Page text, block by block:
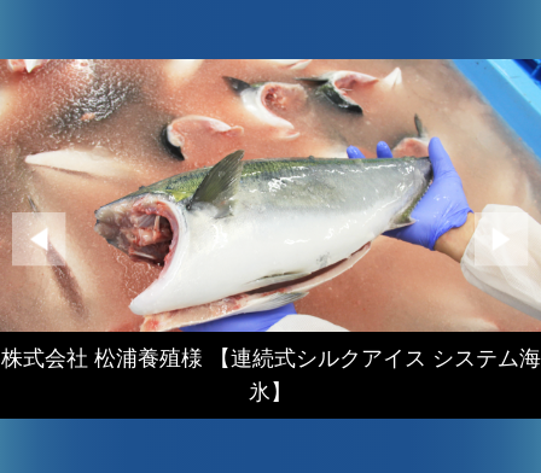
株式会社 松浦養殖様 【連続式シルクアイス システム海
氷】